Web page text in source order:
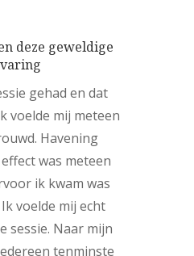
deze geweldige
gehad en dat
voelde mij meteen
Havening
was meteen
ik kwam was
voelde mij echt
sessie. Naar mijn
tenminste